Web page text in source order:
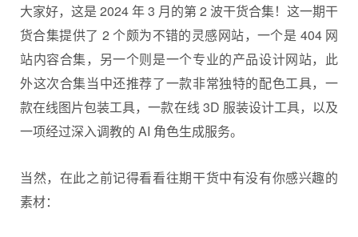
大家好，这是 2024 年 3 月的第 2 波干货合集！这一期干
货合集提供了 2 个颇为不错的灵感网站，一个是 404 网
站内容合集，另一个则是一个专业的产品设计网站，此
外这次合集当中还推荐了一款非常独特的配色工具，一
款在线图片包装工具，一款在线 3D 服装设计工具，以及
一项经过深入调教的 AI 角色生成服务。
当然，在此之前记得看看往期干货中有没有你感兴趣的
素材：